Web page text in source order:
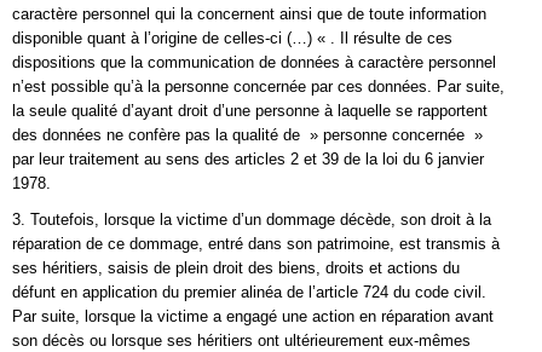
caractère personnel qui la concernent ainsi que de toute information
disponible quant à l’origine de celles-ci (…) « . Il résulte de ces
dispositions que la communication de données à caractère personnel
n’est possible qu’à la personne concernée par ces données. Par suite,
la seule qualité d’ayant droit d’une personne à laquelle se rapportent
des données ne confère pas la qualité de » personne concernée »
par leur traitement au sens des articles 2 et 39 de la loi du 6 janvier
1978.
3. Toutefois, lorsque la victime d’un dommage décède, son droit à la
réparation de ce dommage, entré dans son patrimoine, est transmis à
ses héritiers, saisis de plein droit des biens, droits et actions du
défunt en application du premier alinéa de l’article 724 du code civil.
Par suite, lorsque la victime a engagé une action en réparation avant
son décès ou lorsque ses héritiers ont ultérieurement eux-mêmes